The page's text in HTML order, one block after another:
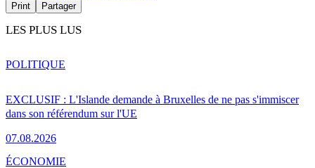
Print Partager
LES PLUS LUS
EXCLUSIF : L'Islande demande à Bruxelles de ne pas s'immiscer
dans son référendum sur l'UE
07.08.2026
POLITIQUE
ÉCONOMIE